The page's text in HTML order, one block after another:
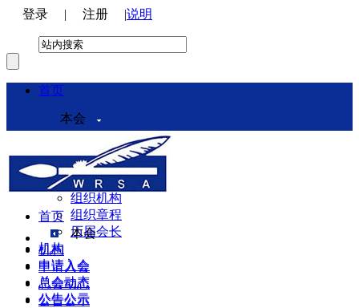
登录 | 注册 |说明
首页
本会
本会介绍
领导机构
理事会
组织机构
组织章程
历届会长
机构
申请入会
总会动态
公告公示
首页
本会
机构
申请入会
总会动态
公告公示